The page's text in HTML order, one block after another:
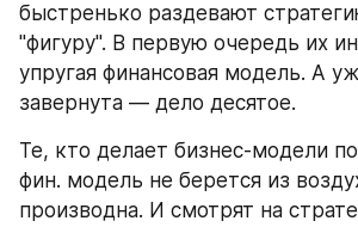
быстренько раздевают
"фигуру". В первую очередь их
упругая финансовая модель. А
завернута — дело десятое.
Те, кто делает бизнес-модели
фин. модель не берется из
производна. И смотрят на